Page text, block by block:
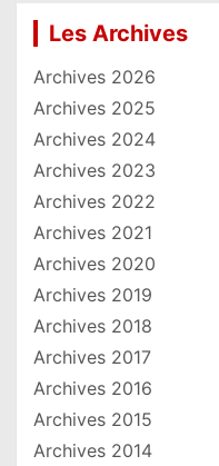
Les Archives
Archives 2026
Archives 2025
Archives 2024
Archives 2023
Archives 2022
Archives 2021
Archives 2020
Archives 2019
Archives 2018
Archives 2017
Archives 2016
Archives 2015
Archives 2014